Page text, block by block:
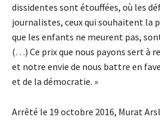
dissidentes sont étouffées, où les
journalistes, ceux qui souhaitent la
que les enfants ne meurent pas,
(…) Ce prix que nous payons sert à
et notre envie de nous battre en
et de la démocratie. »
Arrêté le 19 octobre 2016, Murat